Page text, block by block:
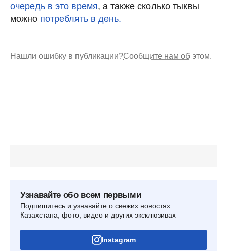
очередь в это время, а также сколько тыквы
можно потреблять в день.
Нашли ошибку в публикации?Сообщите нам об этом.
Узнавайте обо всем первыми
Подпишитесь и узнавайте о свежих новостях
Казахстана, фото, видео и других эксклюзивах
Instagram